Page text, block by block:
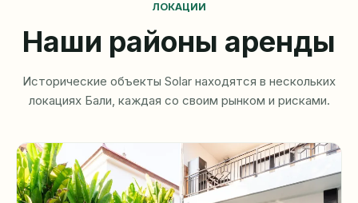
ЛОКАЦИИ
Наши районы аренды
Исторические объекты Solar находятся в нескольких
локациях Бали, каждая со своим рынком и рисками.